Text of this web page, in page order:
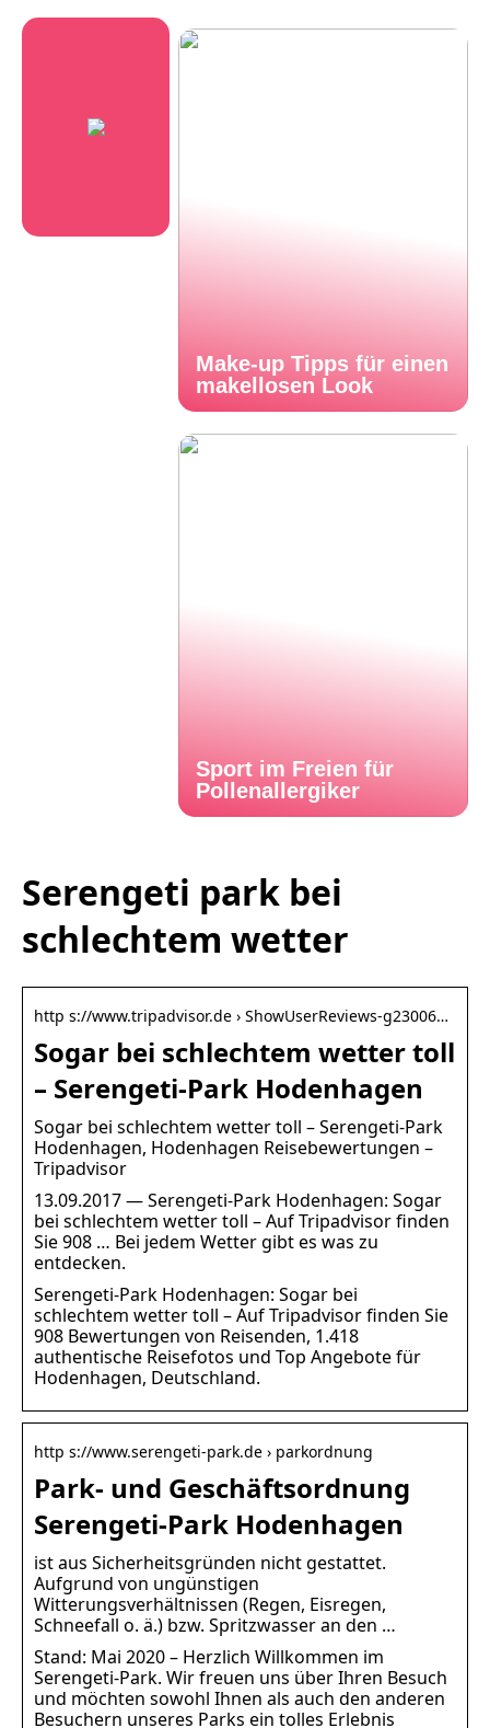
Make-up Tipps für einen
makellosen Look
Sport im Freien für
Pollenallergiker
Serengeti park bei
schlechtem wetter
http s://www.tripadvisor.de › ShowUserReviews-g23006…
Sogar bei schlechtem wetter toll
– Serengeti-Park Hodenhagen
Sogar bei schlechtem wetter toll – Serengeti-Park
Hodenhagen, Hodenhagen Reisebewertungen –
Tripadvisor
13.09.2017 — Serengeti-Park Hodenhagen: Sogar
bei schlechtem wetter toll – Auf Tripadvisor finden
Sie 908 … Bei jedem Wetter gibt es was zu
entdecken.
Serengeti-Park Hodenhagen: Sogar bei
schlechtem wetter toll – Auf Tripadvisor finden Sie
908 Bewertungen von Reisenden, 1.418
authentische Reisefotos und Top Angebote für
Hodenhagen, Deutschland.
http s://www.serengeti-park.de › parkordnung
Park- und Geschäftsordnung
Serengeti-Park Hodenhagen
ist aus Sicherheitsgründen nicht gestattet.
Aufgrund von ungünstigen
Witterungsverhältnissen (Regen, Eisregen,
Schneefall o. ä.) bzw. Spritzwasser an den …
Stand: Mai 2020 – Herzlich Willkommen im
Serengeti-Park. Wir freuen uns über Ihren Besuch
und möchten sowohl Ihnen als auch den anderen
Besuchern unseres Parks ein tolles Erlebnis